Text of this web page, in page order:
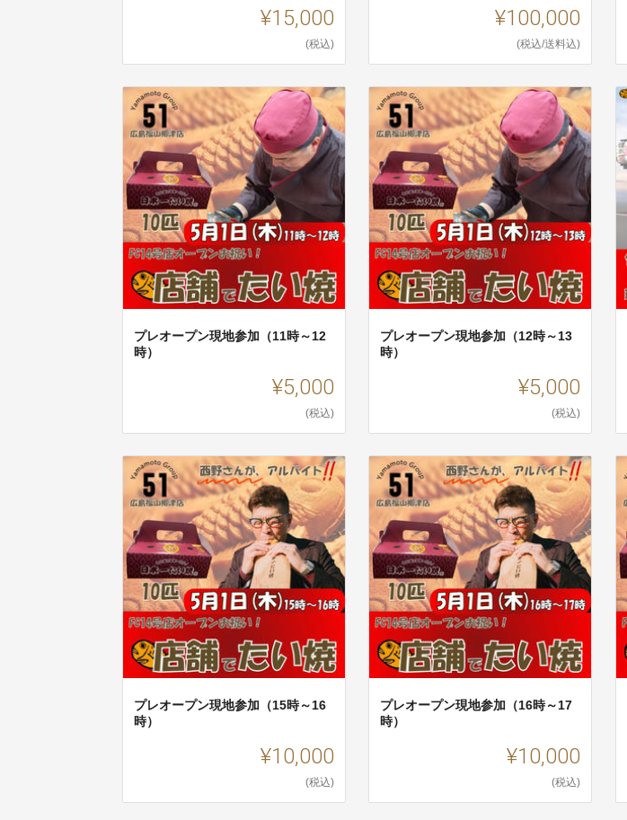
¥15,000
(税込)
¥100,000
(税込/送料込)
プレオープン現地参加（11時～12
時）
¥5,000
(税込)
プレオープン現地参加（12時～13
時）
¥5,000
(税込)
プレオープン現地参加（15時～16
時）
¥10,000
(税込)
プレオープン現地参加（16時～17
時）
¥10,000
(税込)